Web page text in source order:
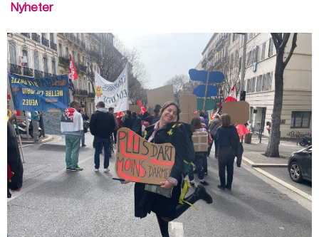
Nyheter